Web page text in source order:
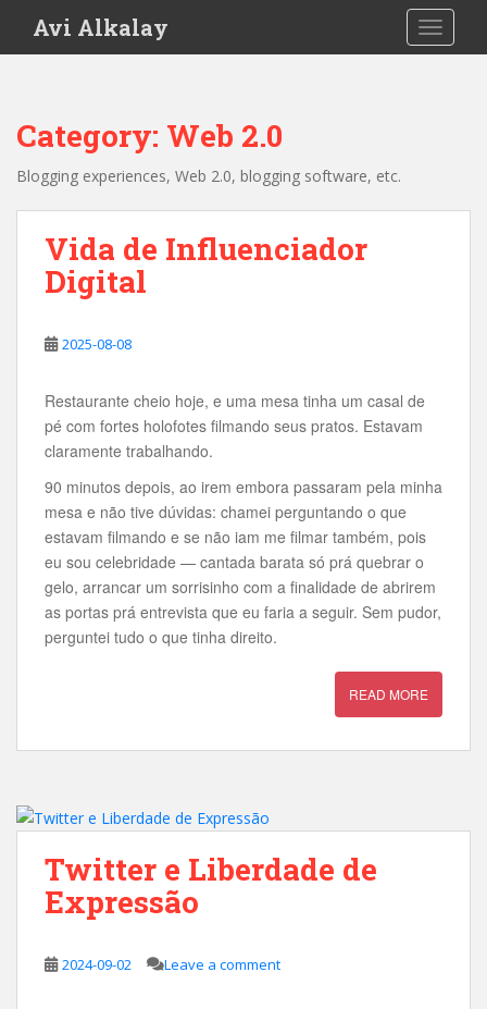
i
Avi Alkalay
Category: Web 2.0
Blogging experiences, Web 2.0, blogging software, etc.
Vida de Influenciador
Digital
2025-08-08
Restaurante cheio hoje, e uma mesa tinha um casal de
pé com fortes holofotes filmando seus pratos. Estavam
claramente trabalhando.
90 minutos depois, ao irem embora passaram pela minha
mesa e não tive dúvidas: chamei perguntando o que
estavam filmando e se não iam me filmar também, pois
eu sou celebridade — cantada barata só prá quebrar o
gelo, arrancar um sorrisinho com a finalidade de abrirem
as portas prá entrevista que eu faria a seguir. Sem pudor,
perguntei tudo o que tinha direito.
READ MORE
Twitter e Liberdade de
Expressão
2024-09-02 Leave a comment